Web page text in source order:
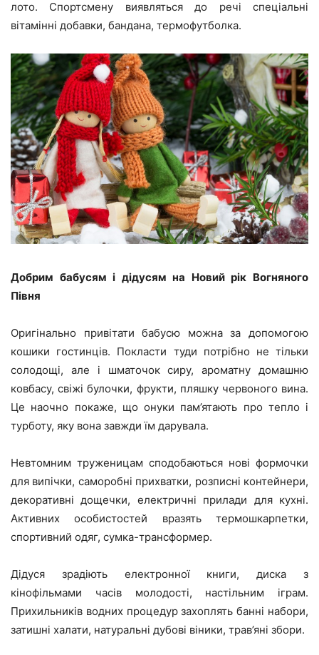
лото. Спортсмену виявляться до речі спеціальні
вітамінні добавки, бандана, термофутболка.
Добрим бабусям і дідусям на Новий рік Вогняного
Півня
Оригінально привітати бабусю можна за допомогою
кошики гостинців. Покласти туди потрібно не тільки
солодощі, але і шматочок сиру, ароматну домашню
ковбасу, свіжі булочки, фрукти, пляшку червоного вина.
Це наочно покаже, що онуки пам’ятають про тепло і
турботу, яку вона завжди їм дарувала.
Невтомним труженицам сподобаються нові формочки
для випічки, саморобні прихватки, розписні контейнери,
декоративні дощечки, електричні прилади для кухні.
Активних особистостей вразять термошкарпетки,
спортивний одяг, сумка-трансформер.
Дідуся зрадіють електронної книги, диска з
кінофільмами часів молодості, настільним іграм.
Прихильників водних процедур захоплять банні набори,
затишні халати, натуральні дубові віники, трав’яні збори.